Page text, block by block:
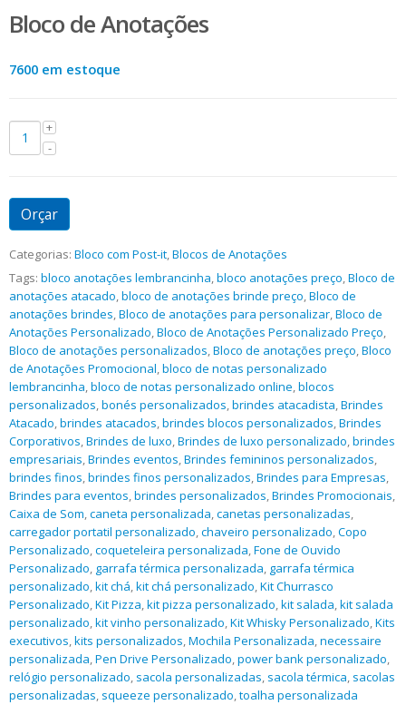
Bloco de Anotações
7600 em estoque
Orçar
Categorias: Bloco com Post-it,Blocos de Anotações
Tags: bloco anotações lembrancinha,bloco anotações preço,Bloco de
anotações atacado,bloco de anotações brinde preço,Bloco de
anotações brindes,Bloco de anotações para personalizar,Bloco de
Anotações Personalizado,Bloco de Anotações Personalizado Preço,
Bloco de anotações personalizados,Bloco de anotações preço,Bloco
de Anotações Promocional,bloco de notas personalizado
lembrancinha,bloco de notas personalizado online,blocos
personalizados,bonés personalizados,brindes atacadista,Brindes
Atacado,brindes atacados,brindes blocos personalizados,Brindes
Corporativos,Brindes de luxo,Brindes de luxo personalizado,brindes
empresariais,Brindes eventos,Brindes femininos personalizados,
brindes finos,brindes finos personalizados,Brindes para Empresas,
Brindes para eventos,brindes personalizados,Brindes Promocionais,
Caixa de Som,caneta personalizada,canetas personalizadas,
carregador portatil personalizado,chaveiro personalizado,Copo
Personalizado,coqueteleira personalizada,Fone de Ouvido
Personalizado, garrafa térmica personalizada, garrafa térmica
personalizado,kit chá,kit chá personalizado,Kit Churrasco
Personalizado,Kit Pizza,kit pizza personalizado,kit salada,kit salada
personalizado,kit vinho personalizado,Kit Whisky Personalizado,Kits
executivos,kits personalizados,Mochila Personalizada,necessaire
personalizada,Pen Drive Personalizado,power bank personalizado,
relógio personalizado, sacola personalizadas, sacola térmica, sacolas
personalizadas, squeeze personalizado,toalha personalizada